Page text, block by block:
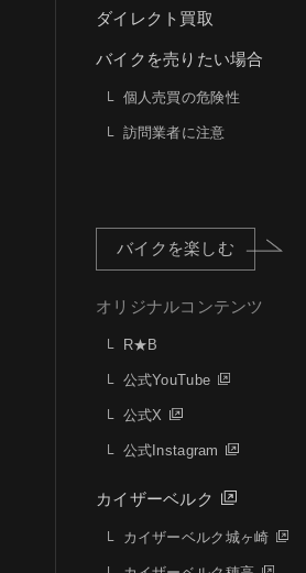
ダイレクト買取
バイクを売りたい場合
個人売買の危険性
訪問業者に注意
バイクを楽しむ
オリジナルコンテンツ
R★B
公式YouTube
公式X
公式Instagram
カイザーベルク
カイザーベルク城ヶ崎